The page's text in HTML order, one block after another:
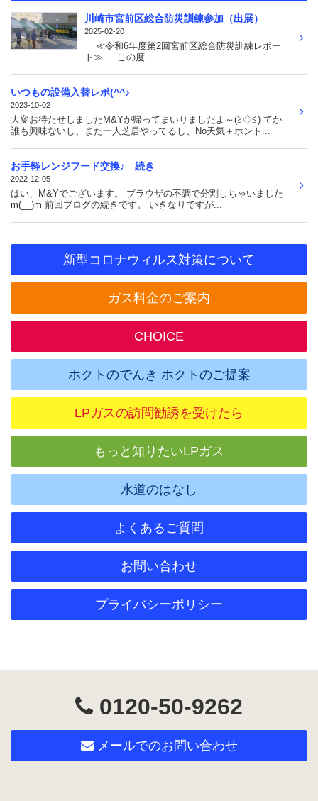
川崎市宮前区総合防災訓練参加（出展）
2025-02-20
≪令和6年度第2回宮前区総合防災訓練レポー
ト≫ この度...
いつもの設備入替レポ(^^♪
2023-10-02
大変お待たせしましたM&Yが帰ってまいりましたよ～(≧◇≦) てか
誰も興味ないし、また一人芝居やってるし、No天気＋ホント...
お手軽レンジフード交換♪ 続き
2022-12-05
はい、M&Yでございます。 ブラウザの不調で分割しちゃいました
m(__)m 前回ブログの続きです。 いきなりですが...
新型コロナウィルス対策について
ガス料金のご案内
CHOICE
ホクトのでんき ホクトのご提案
LPガスの訪問勧誘を受けたら
もっと知りたいLPガス
水道のはなし
よくあるご質問
お問い合わせ
プライバシーポリシー
0120-50-9262
メールでのお問い合わせ